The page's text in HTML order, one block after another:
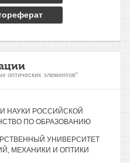
оптических элементов"
НАУКИ РОССИЙСКОЙ
ПО ОБРАЗОВАНИЮ
УНИВЕРСИТЕТ
МЕХАНИКИ И ОПТИКИ